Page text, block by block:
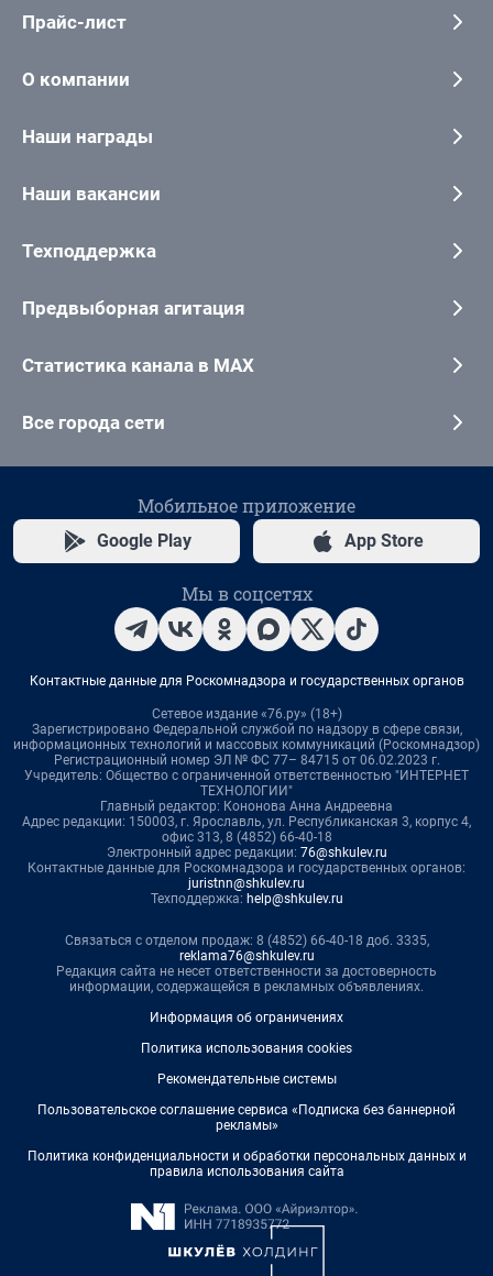
Прайс-лист
О компании
Наши награды
Наши вакансии
Техподдержка
Предвыборная агитация
Статистика канала в MAX
Все города сети
Мобильное приложение
Google Play App Store
Мы в соцсетях
Контактные данные для Роскомнадзора и государственных органов
Сетевое издание «76.ру» (18+)
Зарегистрировано Федеральной службой по надзору в сфере связи,
информационных технологий и массовых коммуникаций (Роскомнадзор)
Регистрационный номер ЭЛ № ФС 77– 84715 от 06.02.2023 г.
Учредитель: Общество с ограниченной ответственностью "ИНТЕРНЕТ
ТЕХНОЛОГИИ"
Главный редактор: Кононова Анна Андреевна
Адрес редакции: 150003, г. Ярославль, ул. Республиканская 3, корпус 4,
офис 313, 8 (4852) 66-40-18
Электронный адрес редакции: 76@shkulev.ru
Контактные данные для Роскомнадзора и государственных органов:
juristnn@shkulev.ru
Техподдержка: help@shkulev.ru
Связаться с отделом продаж: 8 (4852) 66-40-18 доб. 3335,
reklama76@shkulev.ru
Редакция сайта не несет ответственности за достоверность
информации, содержащейся в рекламных объявлениях.
Информация об ограничениях
Политика использования cookies
Рекомендательные системы
Пользовательское соглашение сервиса «Подписка без баннерной
рекламы»
Политика конфиденциальности и обработки персональных данных и
правила использования сайта